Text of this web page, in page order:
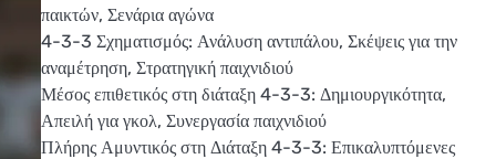
παικτών, Σενάρια αγώνα
4-3-3 Σχηματισμός: Ανάλυση αντιπάλου, Σκέψεις για την
αναμέτρηση, Στρατηγική παιχνιδιού
Μέσος επιθετικός στη διάταξη 4-3-3: Δημιουργικότητα,
Απειλή για γκολ, Συνεργασία παιχνιδιού
Πλήρης Αμυντικός στη Διάταξη 4-3-3: Επικαλυπτόμενες